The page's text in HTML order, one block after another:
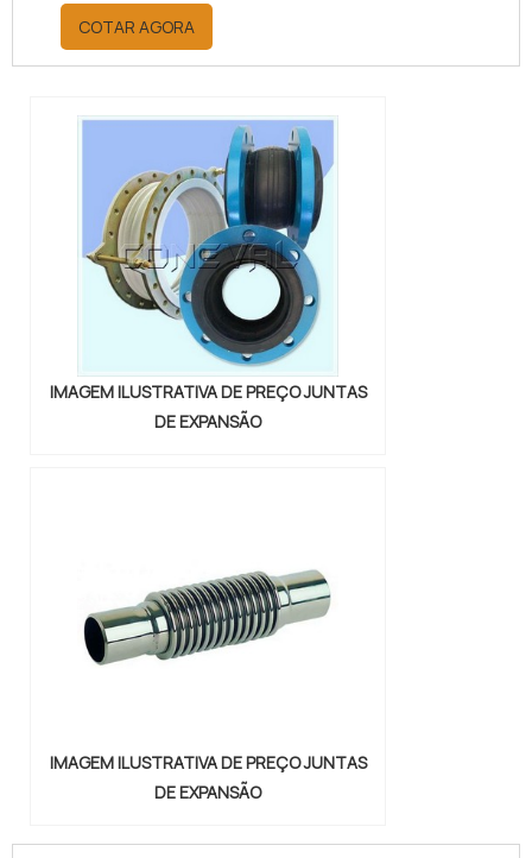
orçamento por meio da maior
empresa da área, é possível achar a
sofisticação, qualidade e preço
questão é juntas metálicas de
vedação, com a melhor mão de obra
da Vital Indústria de Auto Peças, o
cliente receberá ótima qualidade
com responsabilidade ambient...
COTAR AGORA
IMAGEM ILUSTRATIVA DE PREÇO JUNTAS
DE EXPANSÃO
IMAGEM ILUSTRATIVA DE PREÇO JUNTAS
DE EXPANSÃO